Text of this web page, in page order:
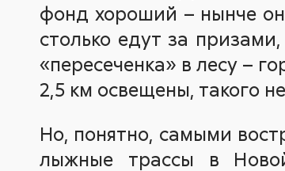
фонд хороший – нынче
столько едут за
«пересеченка» в лесу –
2,5 км освещены, такого
Но, понятно, самыми
лыжные трассы в